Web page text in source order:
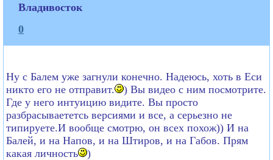
Владивосток
0
Ну с Балем уже загнули конечно. Надеюсь, хоть в Еси
никто его не отправит.
) Вы видео с ним посмотрите.
Где у него интуицию видите. Вы просто
разбрасываететсь версиями и все, а серьезно не
типируете.И вообще смотрю, он всех похож)) И на
Балей, и на Напов, и на Штиров, и на Габов. Прям
какая личность
)